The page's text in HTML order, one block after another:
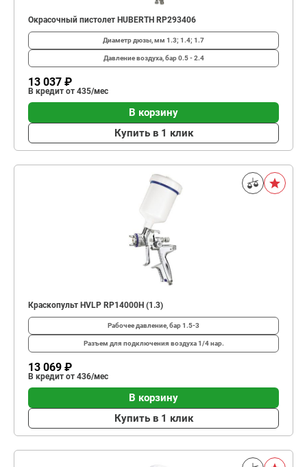
Окрасочный пистолет HUBERTH RP293406
Диаметр дюзы, мм 1.3; 1.4; 1.7
Давление воздуха, бар0.5 - 2.4
13 037 ₽
В кредит от 435/мес
В корзину
Купить в 1 клик
Краскопульт HVLP RP14000H (1.3)
Рабочее давление, бар1.5-3
Разъем для подключения воздуха1/4 нар.
13 069 ₽
В кредит от 436/мес
В корзину
Купить в 1 клик